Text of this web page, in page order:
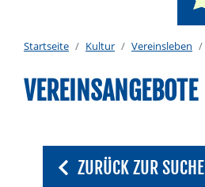
Startseite Kultur Vereinsleben
VEREINSANGEBOTE
ZURÜCK ZUR SUCHE